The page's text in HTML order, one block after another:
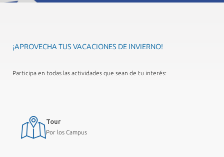
¡APROVECHA TUS VACACIONES DE INVIERNO!
Participa en todas las actividades que sean de tu interés:
Tour
Por los Campus